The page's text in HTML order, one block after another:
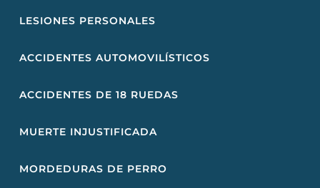
LESIONES PERSONALES
ACCIDENTES AUTOMOVILÍSTICOS
ACCIDENTES DE 18 RUEDAS
MUERTE INJUSTIFICADA
MORDEDURAS DE PERRO